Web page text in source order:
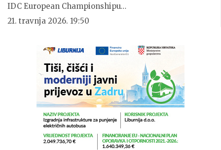
IDC European Championshipu…
21. travnja 2026. 19:50